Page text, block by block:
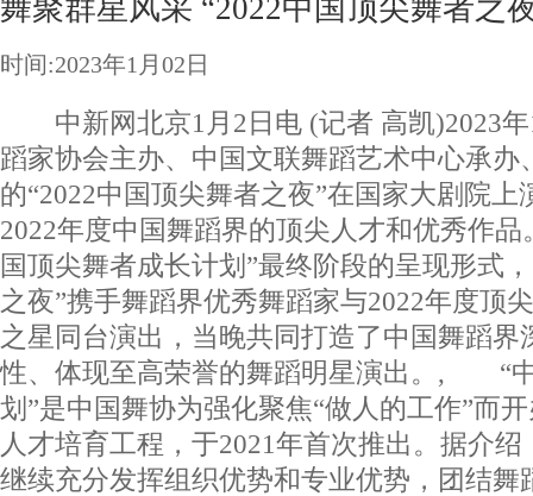
舞聚群星风采 “2022中国顶尖舞者之
时间:2023年1月02日
中新网北京1月2日电 (记者 高凯)2023年
蹈家协会主办、中国文联舞蹈艺术中心承办
的“2022中国顶尖舞者之夜”在国家大剧院
2022年度中国舞蹈界的顶尖人才和优秀
国顶尖舞者成长计划”最终阶段的呈现形式
之夜”携手舞蹈界优秀舞蹈家与2022年度顶
之星同台演出，当晚共同打造了中国舞蹈界
性、体现至高荣誉的舞蹈明星演出。, “
划”是中国舞协为强化聚焦“做人的工作”而
人才培育工程，于2021年首次推出。据介
继续充分发挥组织优势和专业优势，团结舞